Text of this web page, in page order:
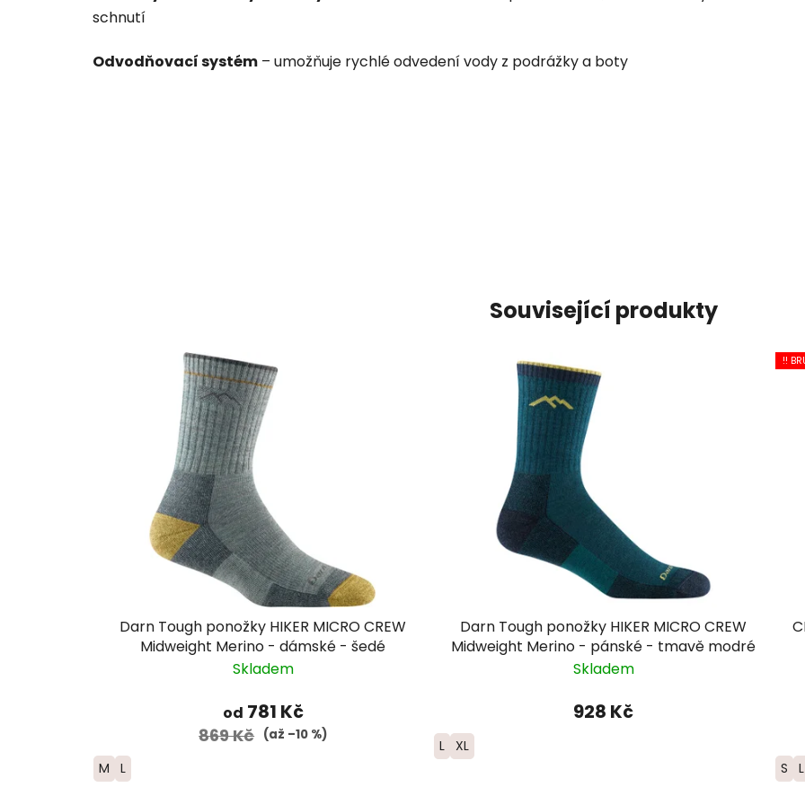
schnutí
Odvodňovací systém – umožňuje rychlé odvedení vody z podrážky a boty
Související produkty
Darn Tough ponožky HIKER MICRO CREW
Midweight Merino - dámské - šedé
Skladem
od 781 Kč
869 Kč (až –10 %)
M L
Darn Tough ponožky HIKER MICRO CREW
Midweight Merino - pánské - tmavě modré
Skladem
928 Kč
L XL
!!
S L